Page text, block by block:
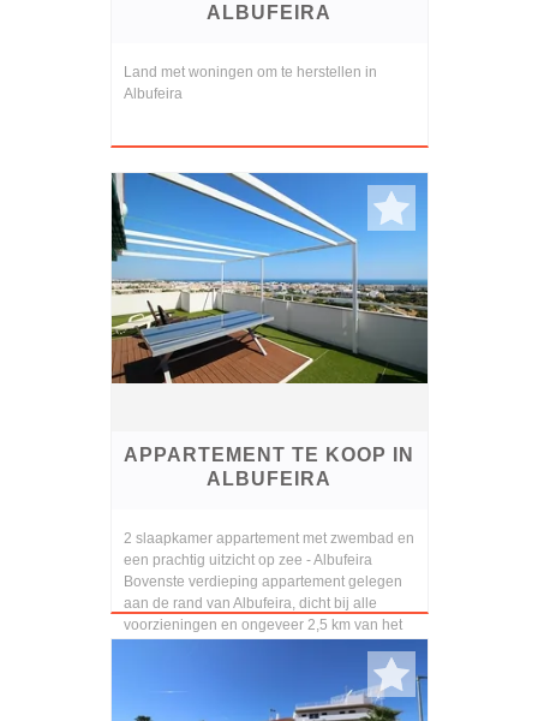
ALBUFEIRA
Land met woningen om te herstellen in
Albufeira
APPARTEMENT TE KOOP IN
ALBUFEIRA
2 slaapkamer appartement met zwembad en
een prachtig uitzicht op zee - Albufeira
Bovenste verdieping appartement gelegen
aan de rand van Albufeira, dicht bij alle
voorzieningen en ongeveer 2,5 km van het